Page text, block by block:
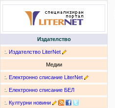
Издателство
:. Издателство LiterNet
Медии
:. Електронно списание LiterNet
:. Електронно списание БЕЛ
:. Културни новини